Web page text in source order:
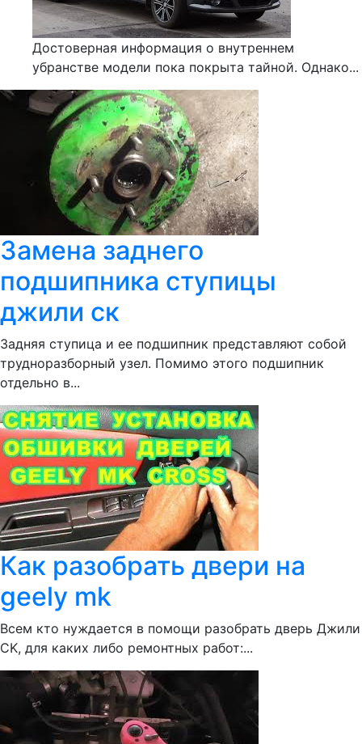
Достоверная информация о внутреннем
убранстве модели пока покрыта тайной. Однако...
Замена заднего
подшипника ступицы
джили ск
Задняя ступица и ее подшипник представляют собой
трудноразборный узел. Помимо этого подшипник
отдельно в...
Как разобрать двери на
geely mk
Всем кто нуждается в помощи разобрать дверь Джили
CK, для каких либо ремонтных работ:...